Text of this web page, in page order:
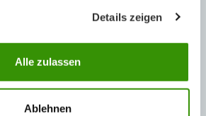
Details zeigen
Alle zulassen
Ablehnen